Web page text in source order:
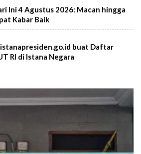
Ini 4 Agustus 2026: Macan hingga
Kabar Baik
buat Daftar
RI di Istana Negara